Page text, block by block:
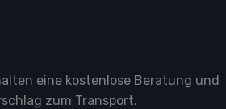
eine kostenlose Beratung und
zum Transport.